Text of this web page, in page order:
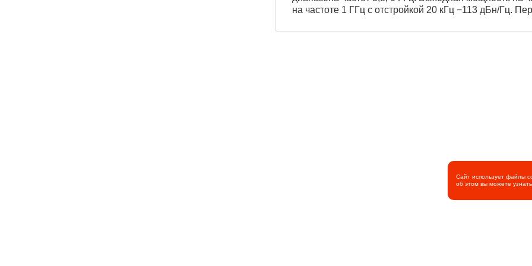
на частоте 1 ГГц с отстройкой 20 кГц −113 дБн/Гц.
Сайт использует файлы
об этом вы можете